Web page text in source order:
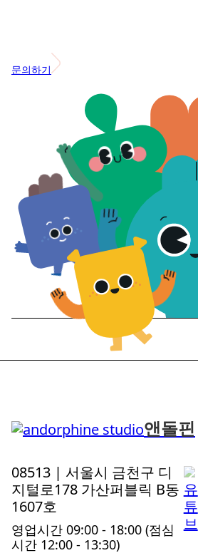
문의하기
앤돌핀
08513 | 서울시 금천구 디
지털로178 가산퍼블릭 B동
1607호
영업시간 09:00 - 18:00 (점심
시간 12:00 - 13:30)
유
튜
브